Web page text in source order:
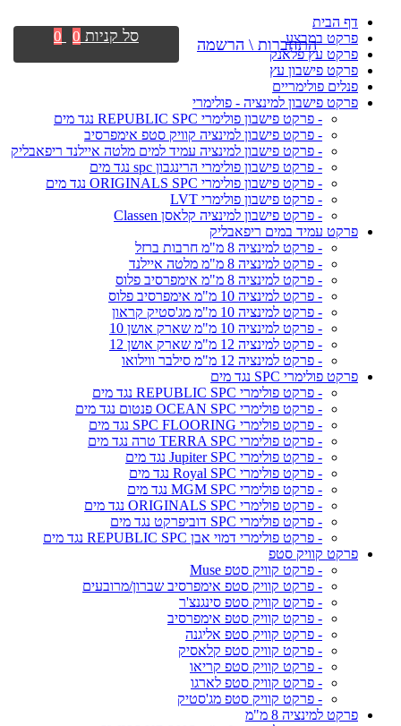
דף הבית
פרקט במבצע
פרקט עץ פלאנק
פרקט פישבון עץ
פנלים פולימריים
פרקט פישבון למינציה - פולימרי
- פרקט פישבון פולימרי REPUBLIC SPC נגד מים
- פרקט פישבון למינציה קוויק סטפ אימפרסיב
- פרקט פישבון למינציה עמיד למים מלטה איילנד ריפאבליק
- פרקט פישבון פולימרי הרינגבון spc נגד מים
- פרקט פישבון פולימרי ORIGINALS SPC נגד מים
- פרקט פישבון פולימרי LVT
- פרקט פישבון למינציה קלאסן Classen
פרקט עמיד במים ריפאבליק
- פרקט למינציה 8 מ"מ חרבות ברזל
- פרקט למינציה 8 מ"מ מלטה איילנד
- פרקט למינציה 8 מ"מ אימפרסיב פלוס
- פרקט למינציה 10 מ"מ אימפרסיב פלוס
- פרקט למינציה 10 מ"מ מג'סטיק קראון
- פרקט למינציה 10 מ"מ שארק אושן 10
- פרקט למינציה 12 מ"מ שארק אושן 12
- פרקט למינציה 12 מ"מ סילבר ווילואו
פרקט פולימרי SPC נגד מים
- פרקט פולימרי REPUBLIC SPC נגד מים
- פרקט פולימרי OCEAN SPC פנטום נגד מים
- פרקט פולימרי SPC FLOORING נגד מים
- פרקט פולימרי TERRA SPC טרה נגד מים
- פרקט פולימרי Jupiter SPC נגד מים
- פרקט פולימרי Royal SPC נגד מים
- פרקט פולימרי MGM SPC נגד מים
- פרקט פולימרי ORIGINALS SPC נגד מים
- פרקט פולימרי SPC דוביפרקט נגד מים
- פרקט פולימרי דמוי אבן REPUBLIC SPC נגד מים
פרקט קוויק סטפ
- פרקט קוויק סטפ Muse
- פרקט קוויק סטפ אימפרסיב שברון/מרובעים
- פרקט קוויק סטפ סינגנצ'ר
- פרקט קוויק סטפ אימפרסיב
- פרקט קוויק סטפ אליגנה
- פרקט קוויק סטפ קלאסיק
- פרקט קוויק סטפ קריאו
- פרקט קוויק סטפ לארגו
- פרקט קוויק סטפ מג'סטיק
פרקט למינציה 8 מ"מ
התחברות \ הרשמה סל קניות 0
0